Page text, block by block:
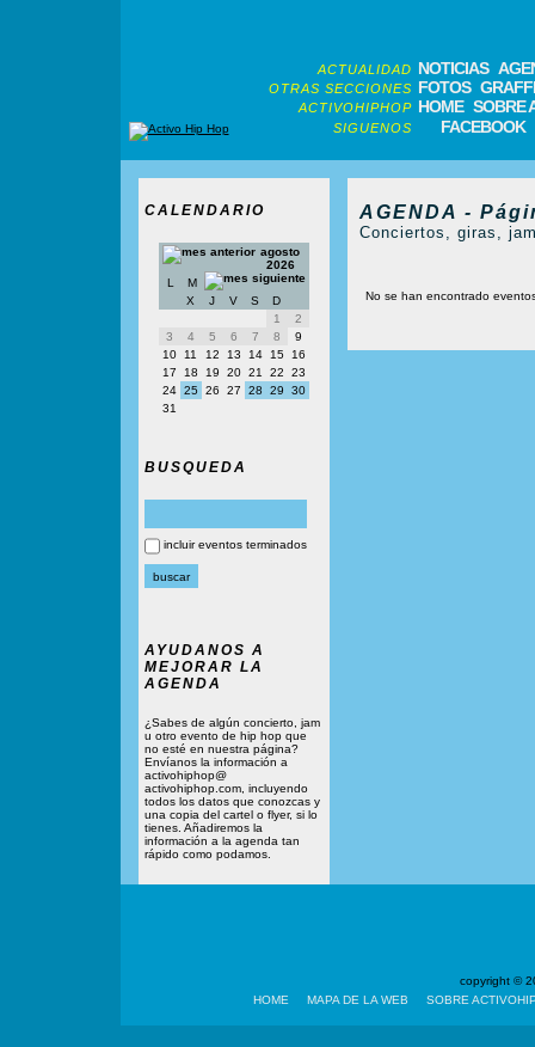
ACTUALIDAD NOTICIAS
OTRAS SECCIONES FOTOS
ACTIVOHIPHOP HOME SOBRE
SIGUENOS FACEBOOK
CALENDARIO
agosto
2026
L
M
X
J V S
D
1
2
3
4 5 6 7 8
9
10
11 12 13 14 15
16
17
18 19 20 21 22
23
24 25 26 27 28 29
30
31
BUSQUEDA
incluir eventos terminados
AYUDANOS A
MEJORAR LA
AGENDA
¿Sabes de algún concierto, jam
u otro evento de hip hop que
no esté en nuestra página?
Envíanos la información a
activohiphop@
activohiphop.com, incluyendo
todos los datos que conozcas y
una copia del cartel o flyer, si lo
tienes. Añadiremos la
información a la agenda tan
rápido como podamos.
AGENDA -
Conciertos, giras,
No se han encontrado
copyright ©
HOME
MAPA DE LA WEB SOBRE